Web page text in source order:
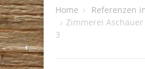
Home
Referenzen
Zimmerei
3